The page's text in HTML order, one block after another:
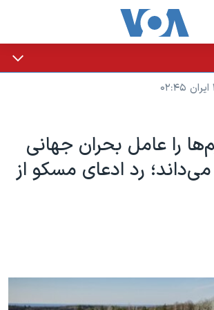
را عامل بحران جهانی
رد ادعای مسکو از